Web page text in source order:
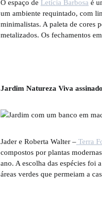
O espaço de Letícia Barbosa é
um ambiente requintado, com
minimalistas. A paleta de cores
metalizados. Os fechamentos
Jardim Natureza Viva
Jader e Roberta Walter – Terra
compostos por plantas
ano. A escolha das espécies foi
áreas verdes que permeiam a